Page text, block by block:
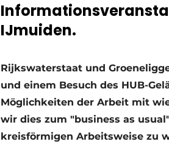
Videos
IJmuiden.
Rijkswaterstaat und
und einem Besuch des HUB-
Möglichkeiten der Arbeit mit
wir dies zum "business as
kreisförmigen Arbeitsweise zu